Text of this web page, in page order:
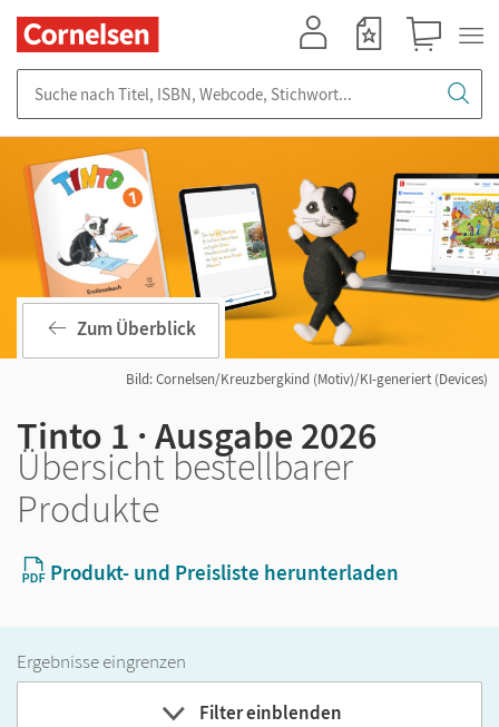
Bild: Cornelsen/Kreuzbergkind (Motiv)/KI-generiert (Devices)
Zum Überblick
Tinto 1 · Ausgabe 2026
Übersicht bestellbarer
Produkte
Produkt- und Preisliste herunterladen
Ergebnisse eingrenzen
Filter einblenden